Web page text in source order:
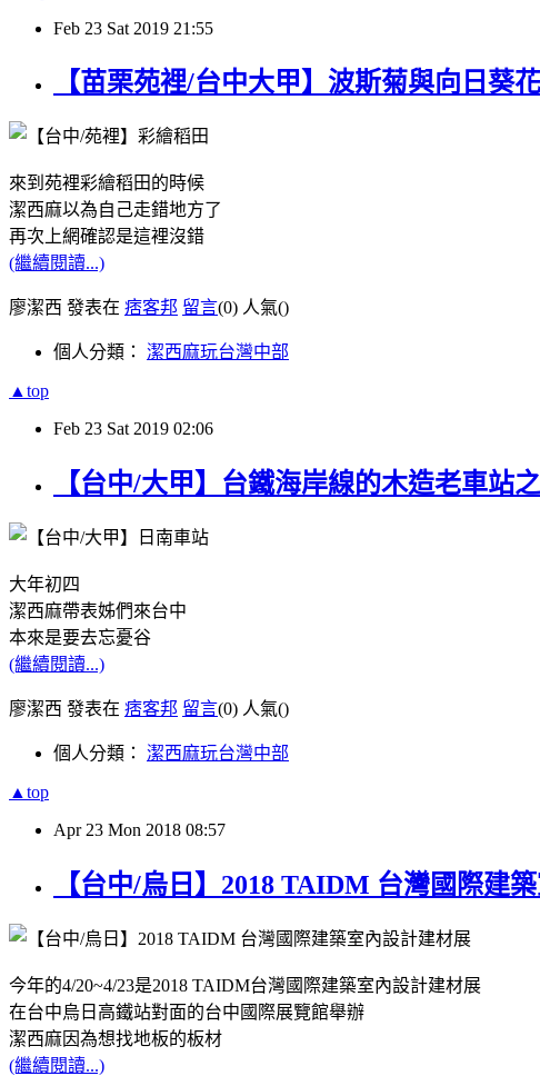
Feb 23 Sat 2019 21:55
【苗栗苑裡/台中大甲】波斯菊與向日葵
來到苑裡彩繪稻田的時候
潔西麻以為自己走錯地方了
再次上網確認是這裡沒錯
(繼續閱讀...)
廖潔西 發表在 痞客邦 留言(0) 人氣()
個人分類： 潔西麻玩台灣中部
▲top
Feb 23 Sat 2019 02:06
【台中/大甲】台鐵海岸線的木造老車站
大年初四
潔西麻帶表姊們來台中
本來是要去忘憂谷
(繼續閱讀...)
廖潔西 發表在 痞客邦 留言(0) 人氣()
個人分類： 潔西麻玩台灣中部
▲top
Apr 23 Mon 2018 08:57
【台中/烏日】2018 TAIDM 台灣國際建
今年的4/20~4/23是2018 TAIDM台灣國際建築室內設計建材展
在台中烏日高鐵站對面的台中國際展覽館舉辦
潔西麻因為想找地板的板材
(繼續閱讀...)